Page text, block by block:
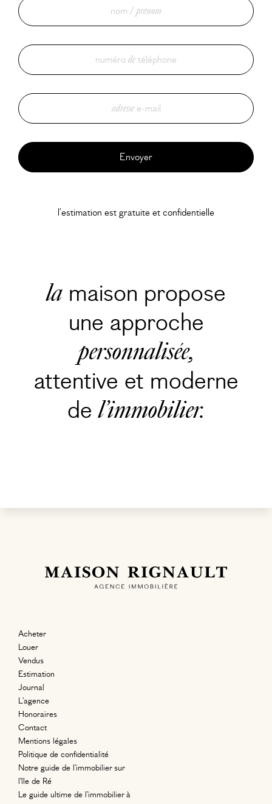
nom / prénom
numéro de téléphone
adressee-mail
l’estimation est gratuite et confidentielle
la maison propose
une approche
personnalisée,
attentive et moderne
del’immobilier.
Acheter
Louer
Vendus
Estimation
Journal
L’agence
Honoraires
Contact
Mentions légales
Politique de confidentialité
Notre guide de l’immobilier sur
l’île de Ré
Le guide ultime de l’immobilier à